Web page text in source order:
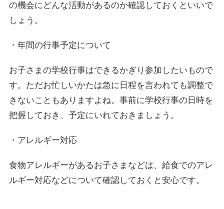
の機会にどんな活動があるのか確認しておくといいで
しょう。
・年間の行事予定について
お子さまの学校行事はできるかぎり参加したいもので
す。ただお忙しいかたは急に日程を言われても調整で
きないこともありますよね。事前に学校行事の日時を
把握しておき、予定にいれておきましょう。
・アレルギー対応
食物アレルギーがあるお子さまなどは、給食でのアレ
ルギー対応などについて確認しておくと安心です。